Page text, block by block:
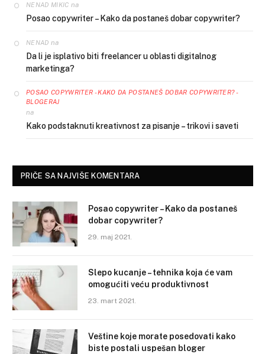
NENAD MIKIC na
Posao copywriter – Kako da postaneš dobar copywriter?
NENAD na
Da li je isplativo biti freelancer u oblasti digitalnog
marketinga?
POSAO COPYWRITER - KAKO DA POSTANEŠ DOBAR COPYWRITER? -
BLOGERAJ
na
Kako podstaknuti kreativnost za pisanje – trikovi i saveti
PRIČE SA NAJVIŠE KOMENTARA
Posao copywriter – Kako da postaneš
dobar copywriter?
29. maj 2021.
Slepo kucanje – tehnika koja će vam
omogućiti veću produktivnost
23. mart 2021.
Veštine koje morate posedovati kako
biste postali uspešan bloger